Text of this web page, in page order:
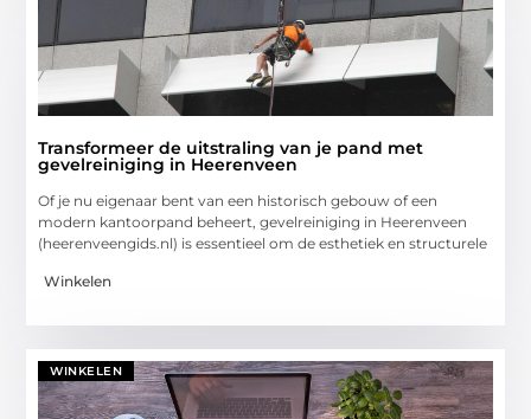
Transformeer de uitstraling van je pand met
gevelreiniging in Heerenveen
Of je nu eigenaar bent van een historisch gebouw of een
modern kantoorpand beheert, gevelreiniging in Heerenveen
(heerenveengids.nl) is essentieel om de esthetiek en structurele
Winkelen
WINKELEN